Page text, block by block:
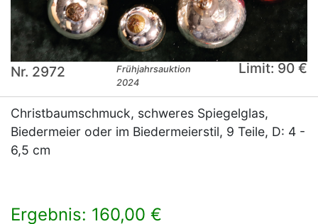
Nr. 2972
Frühjahrsauktion
2024
Limit: 90 €
Christbaumschmuck, schweres Spiegelglas,
Biedermeier oder im Biedermeierstil, 9 Teile, D: 4 -
6,5 cm
Ergebnis: 160,00 €